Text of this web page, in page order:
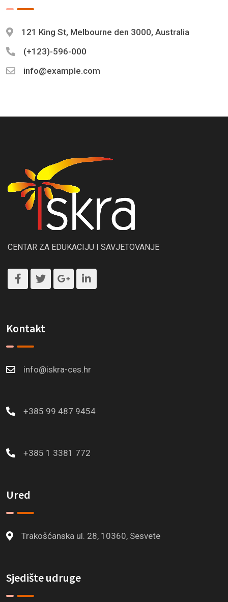
121 King St, Melbourne den 3000, Australia
(+123)-596-000
info@example.com
CENTAR ZA EDUKACIJU I SAVJETOVANJE
Kontakt
info@iskra-ces.hr
+385 99 487 9454
+385 1 3381 772
Ured
Trakošćanska ul. 28, 10360, Sesvete
Sjedište udruge